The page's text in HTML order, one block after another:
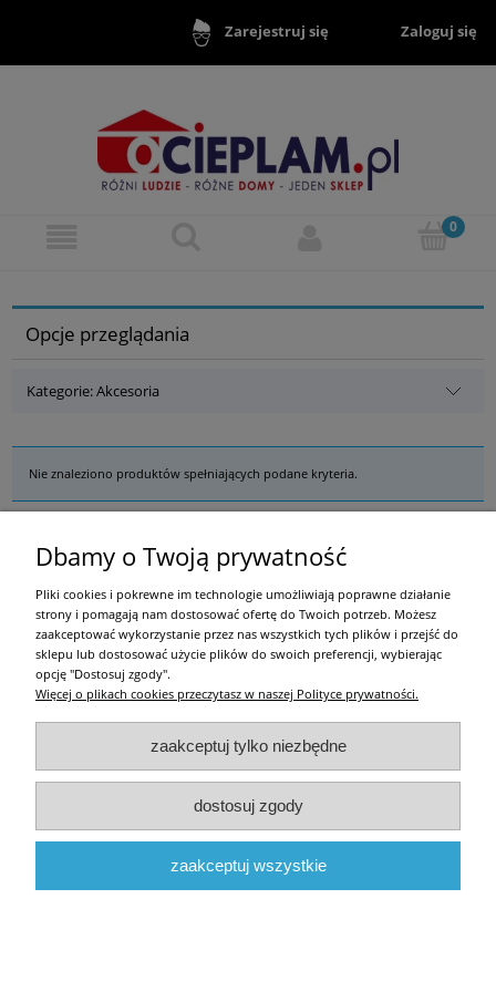
Zarejestruj się Zaloguj się
Opcje przeglądania
Kategorie: Akcesoria
Nie znaleziono produktów spełniających podane kryteria.
Pomoc
Moje konto
w tym dotyczące pozyskiwania i przetwarzania danych osobowych
zgodnie z obowiązującym rozporządzeniem RODO.
pokaż pełną wersję strony
Sklep internetowy Shoper.pl
Dbamy o Twoją prywatność
Pliki cookies i pokrewne im technologie umożliwiają poprawne działanie
strony i pomagają nam dostosować ofertę do Twoich potrzeb. Możesz
zaakceptować wykorzystanie przez nas wszystkich tych plików i przejść do
sklepu lub dostosować użycie plików do swoich preferencji, wybierając
opcję "Dostosuj zgody".
Więcej o plikach cookies przeczytasz w naszej Polityce prywatności.
zaakceptuj tylko niezbędne
dostosuj zgody
zaakceptuj wszystkie